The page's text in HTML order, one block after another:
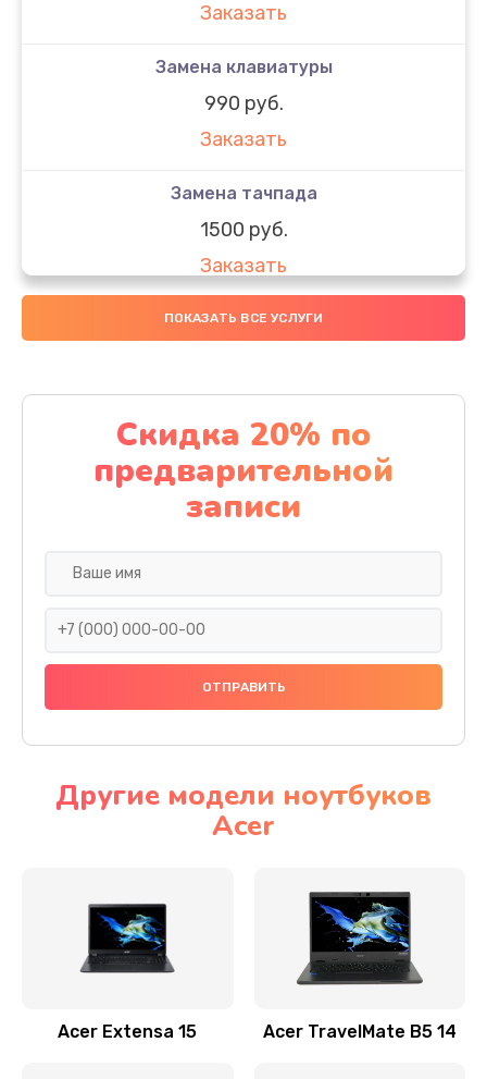
Заказать
Замена клавиатуры
990 руб.
Заказать
Замена тачпада
1500 руб.
Заказать
Замена южного моста
Заказать
Чистка от пыли
1060 руб.
Заказать
Ремонт подсветки
Настройка BIOS
Замена видеочипа
Заказать
ПОКАЗАТЬ ВСЕ УСЛУГИ
Скидка 20% по
предварительной
записи
Другие модели ноутбуков
Acer
Acer Extensa 15 Acer TravelMate B5 14